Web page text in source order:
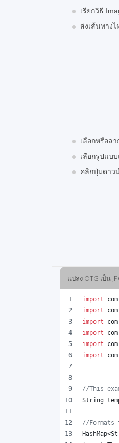
เรียกวิธี
ส่งเส้นทาง
เลือกหรือล
เลือกรูปแบ
คลิกปุ่มดาว
แปลง OTG เป็น
import com
import
com
import
com
import
com
import
com
import
com
//This
String
//Formats
HashMap<